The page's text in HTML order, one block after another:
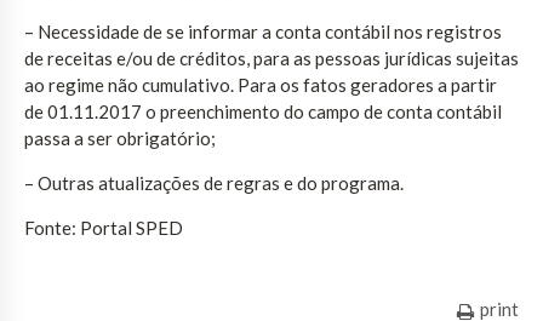
– Necessidade de se informar a conta contábil nos registros
de receitas e/ou de créditos, para as pessoas jurídicas sujeitas
ao regime não cumulativo. Para os fatos geradores a partir
de 01.11.2017 o preenchimento do campo de conta contábil
passa a ser obrigatório;
– Outras atualizações de regras e do programa.
Fonte: Portal SPED
print